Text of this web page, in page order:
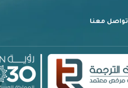
تواصل معنا